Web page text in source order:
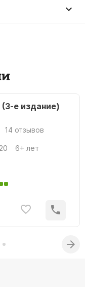
е издание)
14 отзывов
6+ лет